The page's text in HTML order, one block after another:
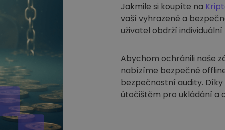
Jakmile si koupíte na
vaší vyhrazené a
uživatel obdrží individuální
Abychom ochránili naše
nabízíme bezpečné
bezpečnostní audity.
útočištěm pro ukládání a